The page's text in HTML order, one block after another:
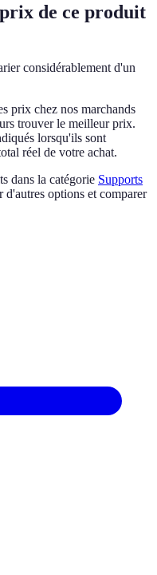
de ce produit
considérablement d'un
prix chez nos marchands
trouver le meilleur prix.
lorsqu'ils sont
réel de votre achat.
dans la catégorie Supports
d'autres options et comparer